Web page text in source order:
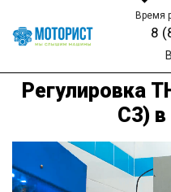
Время
8
Регулировка
С3)